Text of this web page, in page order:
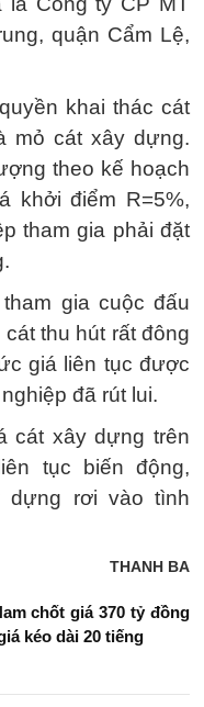
quận Cẩm Lệ,
khai thác cát
mỏ cát xây dựng.
theo kế hoạch
khởi điểm R=5%,
tham gia phải đặt
gia cuộc đấu
thu hút rất đông
giá liên tục được
đã rút lui.
cát xây dựng trên
tục biến động,
dựng rơi vào tình
THANH BA
chốt giá 370 tỷ đồng
kéo dài 20 tiếng